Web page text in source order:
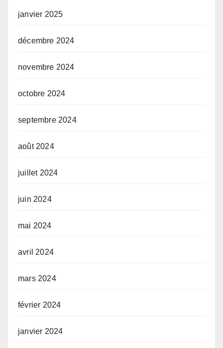
janvier 2025
décembre 2024
novembre 2024
octobre 2024
septembre 2024
août 2024
juillet 2024
juin 2024
mai 2024
avril 2024
mars 2024
février 2024
janvier 2024